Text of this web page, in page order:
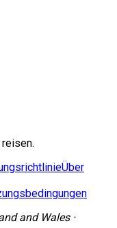
Über
and Wales·